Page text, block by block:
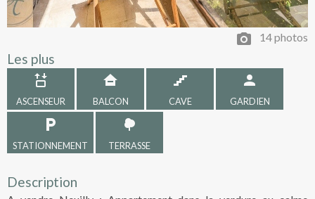
14 photos
Les plus
ASCENSEUR BALCON CAVE GARDIEN
STATIONNEMENT TERRASSE
Description